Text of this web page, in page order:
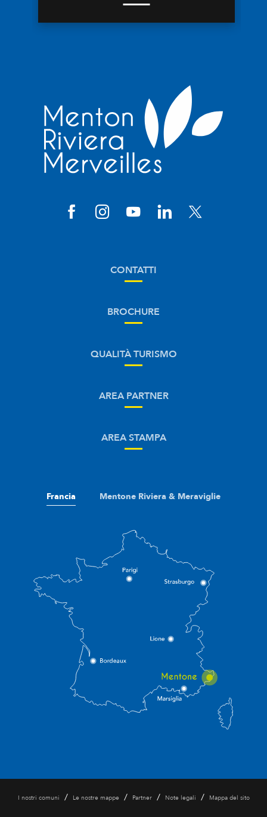
CONTATTI
BROCHURE
QUALITÀ TURISMO
AREA PARTNER
AREA STAMPA
Francia Mentone Riviera & Meraviglie
I nostri comuni / Le nostre mappe / Partner / Note legali / Mappa del sito